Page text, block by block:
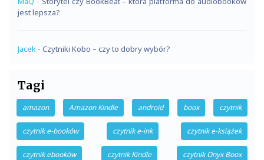
jest lepsza?
Jacek - Czytniki Kobo – czy to dobry wybór?
Tagi
amazon Amazon Kindle android boox czytnik
czytnik e-booków czytnik e-ink czytnik e-książek
czytnik ebooków czytnik Kindle czytnik Onyx Boox